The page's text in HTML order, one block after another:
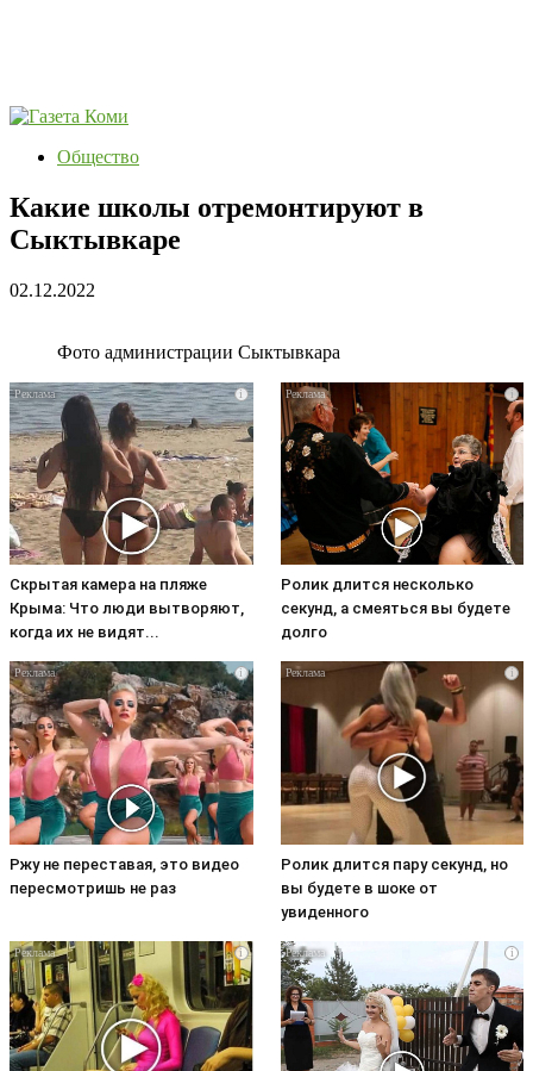
Общество
Какие школы отремонтируют в
Сыктывкаре
02.12.2022
Фото администрации Сыктывкара
i
Скрытая камера на пляже
Крыма: Что люди вытворяют,
когда их не видят...
i
Ролик длится несколько
секунд, а смеяться вы будете
долго
i
Ржу не переставая, это видео
пересмотришь не раз
i
Ролик длится пару секунд, но
вы будете в шоке от
увиденного
i i